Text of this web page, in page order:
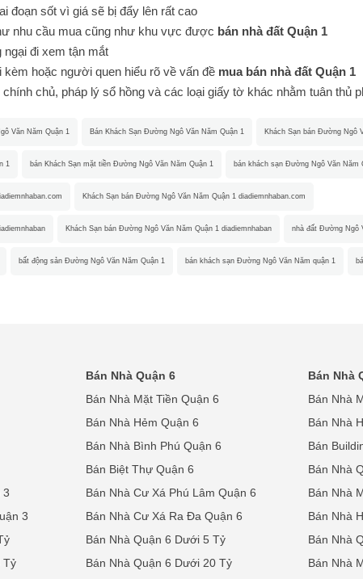
đoạn sốt vì giá sẽ bị đẩy lên rất cao
nhu cầu mua cũng như khu vực được bán nhà đất Quận 1
ngại đi xem tận mắt
hoặc người quen hiểu rõ về vấn đề mua bán nhà đất Quận 1
chủ, pháp lý sổ hồng và các loại giấy tờ khác nhằm tuân thủ
Văn Năm Quận 1 Bán Khách Sạn Đường Ngô Văn Năm Quận 1 Khách Sạn bán Đường Ngô
1 bán Khách Sạn mặt tiền Đường Ngô Văn Năm Quận 1 bán khách sạn Đường Ngô Văn Năm
Khách Sạn bán Đường Ngô Văn Năm Quận 1 diadiemnhaban.com
Khách Sạn bán Đường Ngô Văn Năm Quận 1 diadiemnhaban nhà đất Đường Ngô
bất động sản Đường Ngô Văn Năm Quận 1 bán khách sạn Đường Ngô Văn Năm quận 1
Bán Nhà Quận 6
Bán Nhà
Bán Nhà Mặt Tiền Quận 6
Bán Nhà
Bán Nhà Hẻm Quận 6
Bán Nhà
Bán Nhà Bình Phú Quận 6
Bán
Bán Biệt Thự Quận 6
Bán Nhà
3 Bán Nhà Cư Xá Phú Lâm Quận 6
Bán Nhà
3 Bán Nhà Cư Xá Ra Đa Quận 6
Bán Nhà
Bán Nhà Quận 6 Dưới 5 Tỷ
Bán Nhà
Tỷ Bán Nhà Quận 6 Dưới 20 Tỷ
Bán Nhà